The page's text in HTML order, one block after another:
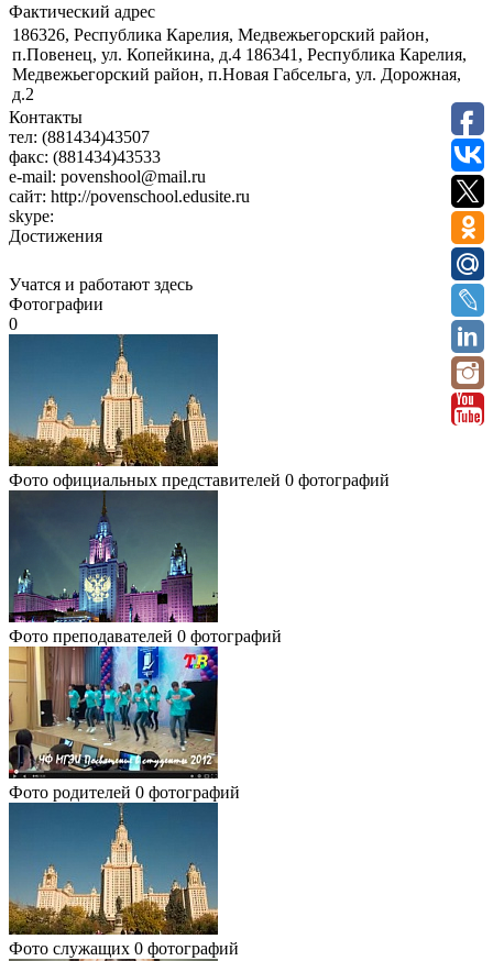
Фактический адрес
186326, Республика Карелия, Медвежьегорский район,
п.Повенец, ул. Копейкина, д.4 186341, Республика Карелия,
Медвежьегорский район, п.Новая Габсельга, ул. Дорожная,
д.2
Контакты
тел: (881434)43507
факс: (881434)43533
e-mail: povenshool@mail.ru
сайт: http://povenschool.edusite.ru
skype:
Достижения
Учатся и работают здесь
Фотографии
0
Фото официальных представителей 0 фотографий
Фото преподавателей 0 фотографий
Фото родителей 0 фотографий
Фото служащих 0 фотографий